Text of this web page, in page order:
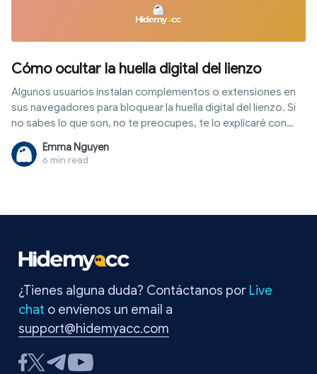
Cómo ocultar la huella digital del lienzo
Algunos usuarios instalan complementos o extensiones en
sus navegadores para bloquear la huella digital del lienzo. Si
no sabes lo que son, no te preocupes, te lo explicaré con
más detalle a continuación. Así que sigue leyendo. La mejor
solución se revelará gradualmente.
Emma Nguyen
6 min read
¿Tienes alguna duda? Contáctanos por Live
chat o envíenos un email a
support@hidemyacc.com